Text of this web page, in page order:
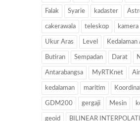
Falak Syarie kadaster
cakerawala teleskop kamera
Ukur Aras Level Kedalaman
Butiran Sempadan Darat
Antarabangsa MyRTKnet Air
kedalaman maritim
GDM200 gergaji Mesin
geoid BILINEAR